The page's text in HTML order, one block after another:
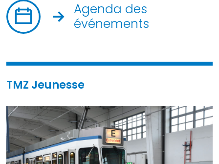
Agenda des
événements
TMZ Jeunesse